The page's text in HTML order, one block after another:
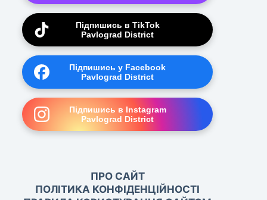
Підпишись в TikTok
Pavlograd District
Підпишись у Facebook
Pavlograd District
Підпишись в Instagram
Pavlograd District
ПРО САЙТ
ПОЛІТИКА КОНФІДЕНЦІЙНОСТІ